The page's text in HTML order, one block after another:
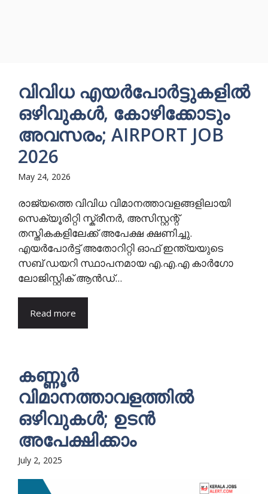
വിവിധ എയർപോർട്ടുകളിൽ
ഒഴിവുകൾ, കോഴിക്കോടും
അവസരം; AIRPORT JOB
2026
May 24, 2026
രാജ്യത്തെ വിവിധ വിമാനത്താവളങ്ങളിലായി
സെക്യൂരിറ്റി സ്ക്രീനർ, അസിസ്റ്റന്റ്
തസ്തികകളിലേക്ക് അപേക്ഷ ക്ഷണിച്ചു.
എയർപോർട്ട് അതോറിറ്റി ഓഫ് ഇന്ത്യയുടെ
സബ് ഡയറി സ്ഥാപനമായ എ.എ.എ കാർഗോ
ലോജിസ്റ്റിക് ആൻഡ്...
Read more
കണ്ണൂർ
വിമാനത്താവളത്തിൽ
ഒഴിവുകൾ; ഉടൻ
അപേക്ഷിക്കാം
July 2, 2025